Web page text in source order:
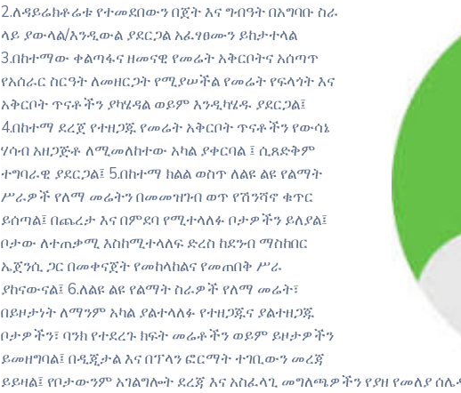
2.ለዳይሬክቶሬቱ የተመደበውን በጀት እና ግብዓት በአግባቡ ስራ
ላይ ያውላል/እንዲውል ያደርጋል አፈፃፀሙን ይከታተላል
3.በከተማው ቀልጣፋና ዘመናዊ የመሬት አቅርቦትና አሰጣጥ
የአሰራር ስርዓት ለመዘርጋት የሚያሠችል የመሬት የፍላጎት እና
አቅርቦት ጥናቶችን ያካሄዳል ወይም እንዲካሄዱ ያደርጋል፤
4.በከተማ ደረጀ የተዘጋጁ የመሬት አቅርቦት ጥናቶችን የውሳኔ
ሃሳብ አዘጋጅቶ ለሚመለከተው አካል ያቀርባል ፤ ሲጸድቅም
ተግባራዊ ያደርጋል፤ 5.በከተማ ክልል ወስጥ ለልዩ ልዩ የልማት
ሥራዎች የለማ መሬትን በመመዝገብ ወጥ የሽንሻኖ ቁጥር
ይሰጣል፤ በጨረታ እና በምደባ የሚተላለፉ ቦታዎችን ይለያል፤
ቦታው ለተጠቃሚ እስከሚተላለፍ ድረስ ከደንብ ማስከበር
ኤጀንሲ ጋር በመቀናጀት የመከላከልና የመጠበቅ ሥራ
ያከናውናል፤ 6.ለልዩ ልዩ የልማት ስራዎች የለማ መሬት፣
በይዞታነት ለማንም አካል ያልተላለፉ የተዘጋጁና ያልተዘጋጁ
ቦታዎችን፣ ባንክ የተደረጉ ክፍት መሬቶችን ወይም ይዞታዎችን
ይመዘግባል፤ በዲጂታል እና በፕላን ፎርማት ተገቢውን መረጃ
ይይዛል፤ የቦታውንም አገልግሎት ደረጃ እና አስፈላጊ መግለጫዎችን የያዘ የመለያ